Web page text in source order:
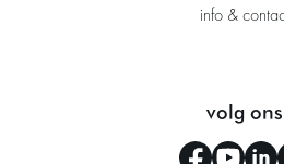
info &
volg ons